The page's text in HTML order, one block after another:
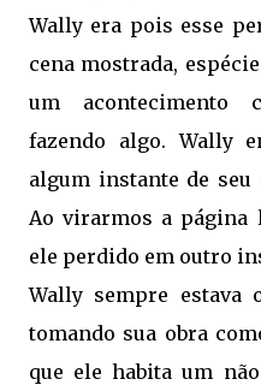
Wally era pois esse
cena mostrada,
um acontecimento
fazendo algo. Wally
algum instante de seu
Ao virarmos a página
ele perdido em outro
Wally sempre estava
tomando sua obra
que ele habita um